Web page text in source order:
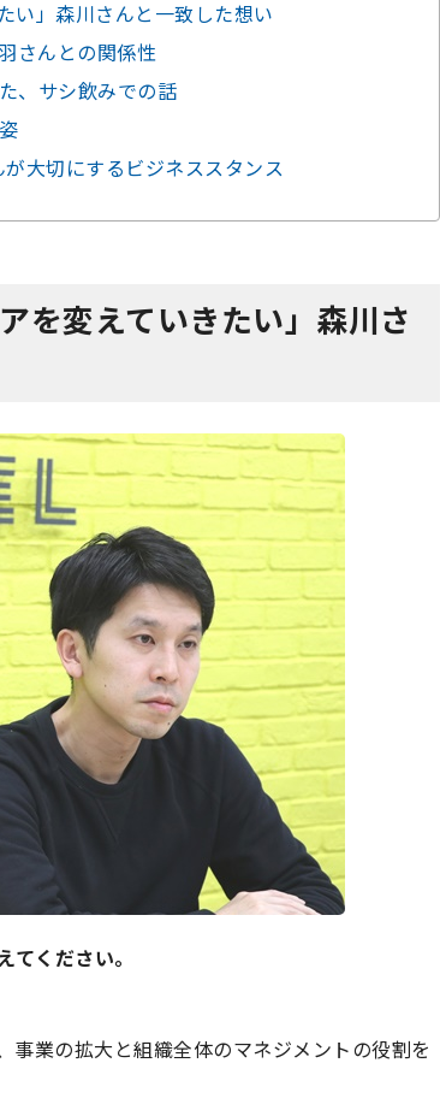
い」森川さんと一致した想い
さんとの関係性
、サシ飲みでの話
大切にするビジネススタンス
を変えていきたい」森川さ
ください。
事業の拡大と組織全体のマネジメントの役割を